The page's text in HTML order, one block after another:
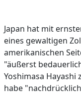
Japan hat mit
eines gewaltigen
amerikanischen
"äußerst
Yoshimasa Hayashi
habe